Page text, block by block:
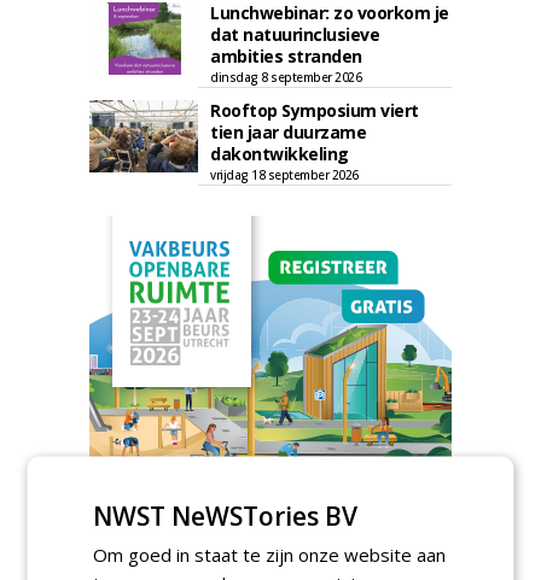
Lunchwebinar: zo voorkom je
dat natuurinclusieve
ambities stranden
dinsdag 8 september 2026
Rooftop Symposium viert
tien jaar duurzame
dakontwikkeling
vrijdag 18 september 2026
NWST NeWSTories BV
Om goed in staat te zijn onze website aan